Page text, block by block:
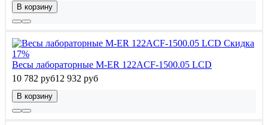
В корзину
Скидка
17%
Весы лабораторные M-ER 122АCF-1500.05 LСD
10 782 руб12 932 руб
В корзину